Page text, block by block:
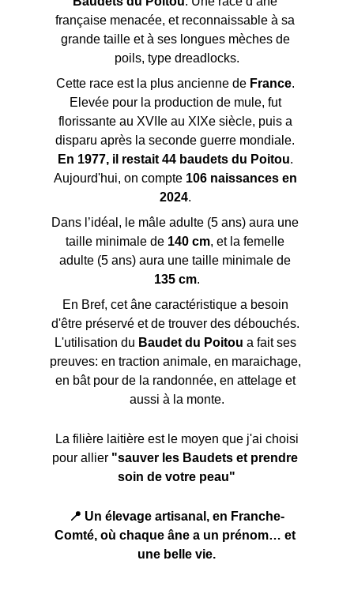
française menacée, et reconnaissable à sa
grande taille et à ses longues mèches de
poils, type dreadlocks.
Cette race est la plus ancienne de France.
Elevée pour la production de mule, fut
florissante au XVIIe au XIXe siècle, puis a
disparu après la seconde guerre mondiale.
En 1977, il restait 44 baudets du Poitou.
Aujourd'hui, on compte 106 naissances en
2024.
Dans l’idéal, le mâle adulte (5 ans) aura une
taille minimale de 140 cm, et la femelle
adulte (5 ans) aura une taille minimale de
135 cm.
En Bref, cet âne caractéristique a besoin
d'être préservé et de trouver des débouchés.
L'utilisation du Baudet du Poitou a fait ses
preuves: en traction animale, en maraichage,
en bât pour de la randonnée, en attelage et
aussi à la monte.
pour allier "sauver les Baudets et prendre
soin de votre peau"
📍 Un élevage artisanal, en Franche-
Comté, où chaque âne a un prénom… et
une belle vie.